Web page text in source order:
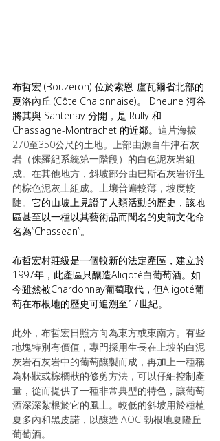
布哲宏 (Bouzeron) 位於索恩-盧瓦爾省北部的
夏洛內丘 (Côte Chalonnaise)。 Dheune 河谷
將其與 Santenay 分開，是 Rully 和
Chassagne-Montrachet 的近鄰。 這片海拔
270至350公尺的土地。上部由源自牛津石灰
岩（侏羅紀系統第一階段）的白色泥灰岩組
成。在其他地方，斜坡部分由巴斯石灰岩衍生
的棕色泥灰土組成。土壤普遍較薄，坡度較
陡。 它的山坡上見證了人類活動的歷史，該地
區甚至以一種以其藝術品而聞名的史前文化命
名為“Chassean”。
布哲宏村莊級是一個較新的法定產區，建立於
1997年，此產區只釀造Aligoté白葡萄酒。如
今雖然被Chardonnay葡萄取代，但Aligoté葡
萄在布根地的歷史可追溯至17世紀。
此外，布哲宏日照方向為東方或東南方。有些
地塊特別有價值，專門採用生長在上坡的白泥
灰岩石灰岩中的葡萄釀製而成，再加上一種稱
為杯狀或棕櫚狀的修剪方法，可以仔細控制產
量，從而提供了一種非常典型的特色，讓葡萄
酒深深紮根於它的風土。較低的斜坡用於種植
夏多內和黑皮諾，以釀造 AOC 勃根地夏隆丘
葡萄酒。